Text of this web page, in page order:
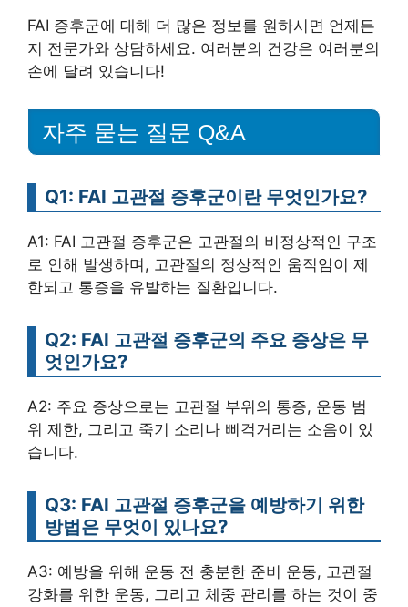
FAI 증후군에 대해 더 많은 정보를 원하시면 언제든
지 전문가와 상담하세요. 여러분의 건강은 여러분의
손에 달려 있습니다!
자주 묻는 질문 Q&A
Q1: FAI 고관절 증후군이란 무엇인가요?
A1: FAI 고관절 증후군은 고관절의 비정상적인 구조
로 인해 발생하며, 고관절의 정상적인 움직임이 제
한되고 통증을 유발하는 질환입니다.
Q2: FAI 고관절 증후군의 주요 증상은 무
엇인가요?
A2: 주요 증상으로는 고관절 부위의 통증, 운동 범
위 제한, 그리고 죽기 소리나 삐걱거리는 소음이 있
습니다.
Q3: FAI 고관절 증후군을 예방하기 위한
방법은 무엇이 있나요?
A3: 예방을 위해 운동 전 충분한 준비 운동, 고관절
강화를 위한 운동, 그리고 체중 관리를 하는 것이 중